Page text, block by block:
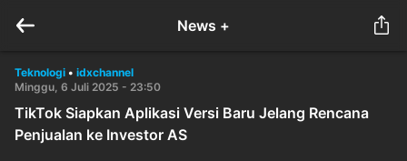
News +
Teknologi • idxchannel
Minggu, 6 Juli 2025 - 23:50
TikTok Siapkan Aplikasi Versi Baru Jelang Rencana
Penjualan ke Investor AS